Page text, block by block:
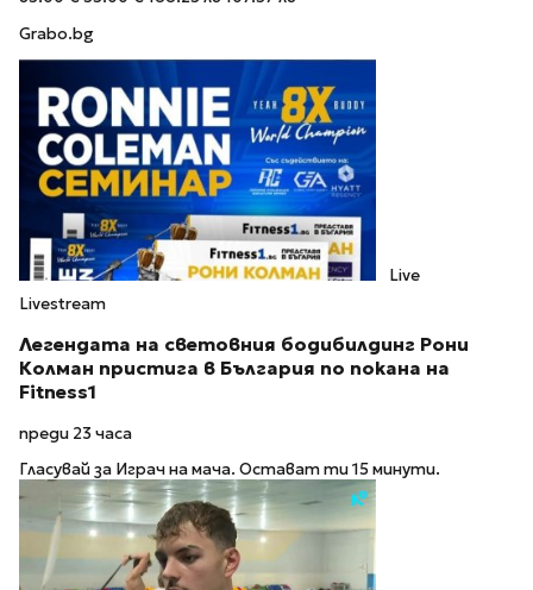
Grabo.bg
Live
Livestream
Легендата на световния бодибилдинг Рони
Колман пристига в България по покана на
Fitness1
преди 23 часа
Гласувай за Играч на мача. Остават ти 15 минути.